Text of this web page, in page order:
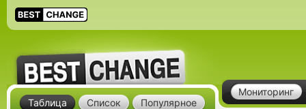
Мониторинг
Таблица Список Популярное